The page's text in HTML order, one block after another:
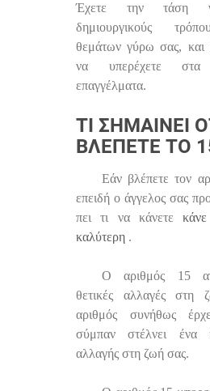
Έχετε την τάση
δημιουργικούς
θεμάτων γύρω σας, και
να υπερέχετε στα
επαγγέλματα.
ΤΙ ΣΗΜΑΊΝΕΙ
ΒΛΈΠΕΤΕ ΤΟ
Εάν βλέπετε τον
επειδή ο άγγελος σας
πει τι να κάνετε
καλύτερη .
Ο αριθμός 15
θετικές αλλαγές
αριθμός συνήθως
σύμπαν στέλνει ένα
αλλαγής στη ζωή σας.